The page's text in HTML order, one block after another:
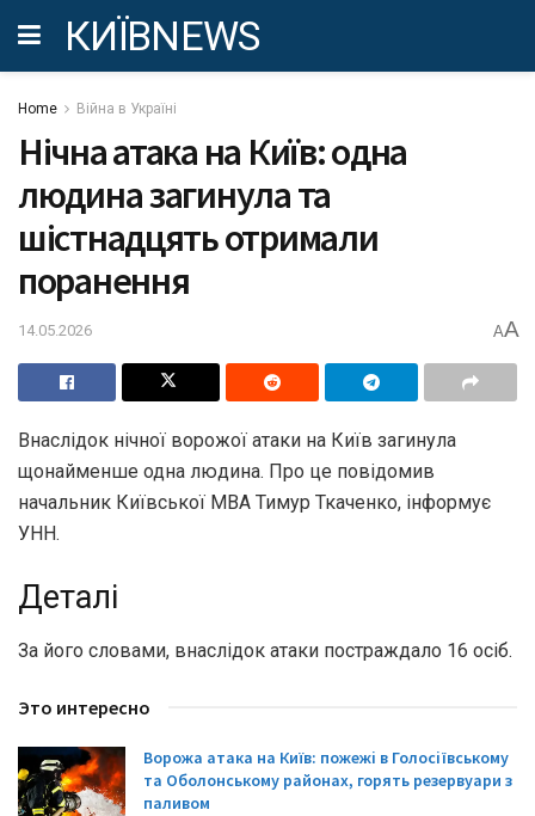
КИЇВNEWS
Home Війна в Україні
Нічна атака на Київ: одна
людина загинула та
шістнадцять отримали
поранення
14.05.2026 AA
Внаслідок нічної ворожої атаки на Київ загинула
щонайменше одна людина. Про це повідомив
начальник Київської МВА Тимур Ткаченко, інформує
УНН.
Деталі
За його словами, внаслідок атаки постраждало 16 осіб.
Это интересно
Ворожа атака на Київ: пожежі в Голосіївському
та Оболонському районах, горять резервуари з
паливом